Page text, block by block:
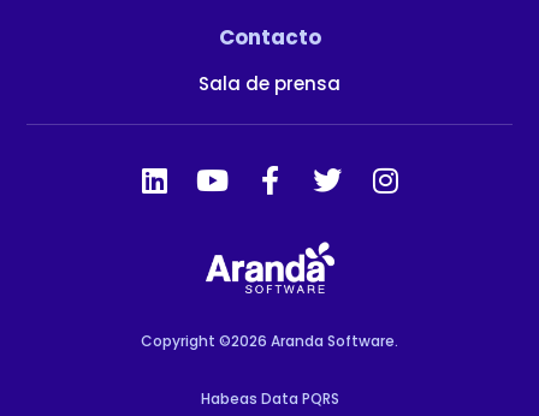
Contacto
Sala de prensa
Copyright ©2026 Aranda Software.
Habeas Data PQRS